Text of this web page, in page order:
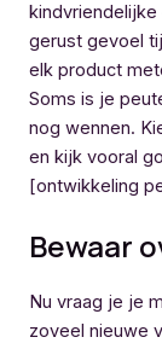
kindvriendelijke
gerust gevoel
elk product
Soms is je
nog wennen.
en kijk vooral
[ontwikkeling
Bewaar
Nu vraag je je
zoveel nieuwe